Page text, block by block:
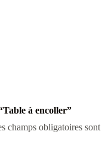
à encoller”
champs obligatoires sont